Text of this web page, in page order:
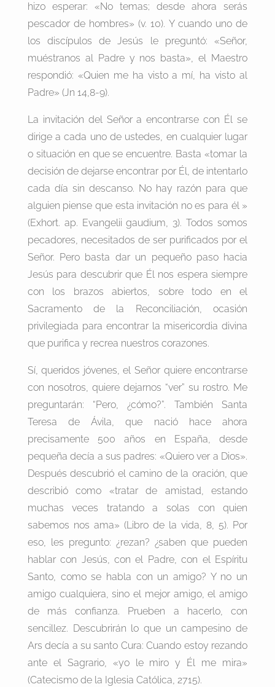
hizo esperar: «No temas; desde ahora serás
pescador de hombres» (v. 10). Y cuando uno de
los discípulos de Jesús le preguntó: «Señor,
muéstranos al Padre y nos basta», el Maestro
respondió: «Quien me ha visto a mí, ha visto al
Padre» (Jn 14,8-9).
La invitación del Señor a encontrarse con Él se
dirige a cada uno de ustedes, en cualquier lugar
o situación en que se encuentre. Basta «tomar la
decisión de dejarse encontrar por Él, de intentarlo
cada día sin descanso. No hay razón para que
alguien piense que esta invitación no es para él »
(Exhort. ap. Evangelii gaudium, 3). Todos somos
pecadores, necesitados de ser purificados por el
Señor. Pero basta dar un pequeño paso hacia
Jesús para descubrir que Él nos espera siempre
con los brazos abiertos, sobre todo en el
Sacramento de la Reconciliación, ocasión
privilegiada para encontrar la misericordia divina
que purifica y recrea nuestros corazones.
Sí, queridos jóvenes, el Señor quiere encontrarse
con nosotros, quiere dejarnos “ver” su rostro. Me
preguntarán: “Pero, ¿cómo?”. También Santa
Teresa de Ávila, que nació hace ahora
precisamente 500 años en España, desde
pequeña decía a sus padres: «Quiero ver a Dios».
Después descubrió el camino de la oración, que
describió como «tratar de amistad, estando
muchas veces tratando a solas con quien
sabemos nos ama» (Libro de la vida, 8, 5). Por
eso, les pregunto: ¿rezan? ¿saben que pueden
hablar con Jesús, con el Padre, con el Espíritu
Santo, como se habla con un amigo? Y no un
amigo cualquiera, sino el mejor amigo, el amigo
de más confianza. Prueben a hacerlo, con
sencillez. Descubrirán lo que un campesino de
Ars decía a su santo Cura: Cuando estoy rezando
ante el Sagrario, «yo le miro y Él me mira»
(Catecismo de la Iglesia Católica, 2715).